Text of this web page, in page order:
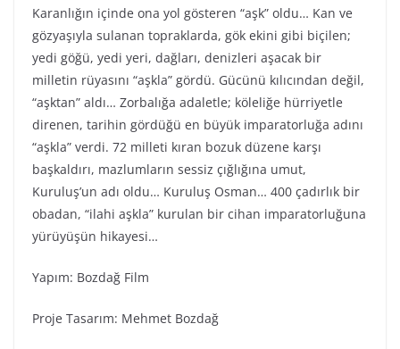
Karanlığın içinde ona yol gösteren “aşk” oldu… Kan ve
gözyaşıyla sulanan topraklarda, gök ekini gibi biçilen;
yedi göğü, yedi yeri, dağları, denizleri aşacak bir
milletin rüyasını “aşkla” gördü. Gücünü kılıcından değil,
“aşktan” aldı… Zorbalığa adaletle; köleliğe hürriyetle
direnen, tarihin gördüğü en büyük imparatorluğa adını
“aşkla” verdi. 72 milleti kıran bozuk düzene karşı
başkaldırı, mazlumların sessiz çığlığına umut,
Kuruluş’un adı oldu… Kuruluş Osman… 400 çadırlık bir
obadan, “ilahi aşkla” kurulan bir cihan imparatorluğuna
yürüyüşün hikayesi…
Yapım: Bozdağ Fi̇lm
Proje Tasarım: Mehmet Bozdağ